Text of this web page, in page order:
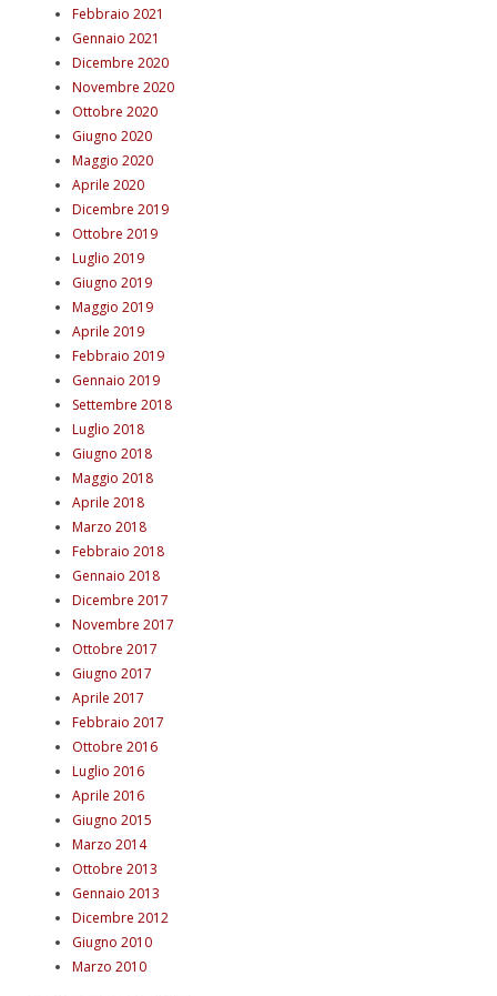
Febbraio 2021
Gennaio 2021
Dicembre 2020
Novembre 2020
Ottobre 2020
Giugno 2020
Maggio 2020
Aprile 2020
Dicembre 2019
Ottobre 2019
Luglio 2019
Giugno 2019
Maggio 2019
Aprile 2019
Febbraio 2019
Gennaio 2019
Settembre 2018
Luglio 2018
Giugno 2018
Maggio 2018
Aprile 2018
Marzo 2018
Febbraio 2018
Gennaio 2018
Dicembre 2017
Novembre 2017
Ottobre 2017
Giugno 2017
Aprile 2017
Febbraio 2017
Ottobre 2016
Luglio 2016
Aprile 2016
Giugno 2015
Marzo 2014
Ottobre 2013
Gennaio 2013
Dicembre 2012
Giugno 2010
Marzo 2010